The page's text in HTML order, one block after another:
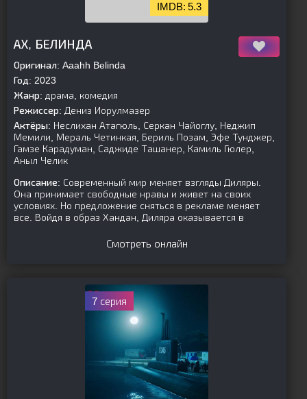
5.3
АХ, БЕЛИНДА
Оригинал: Aaahh Belinda
Год: 2023
Жанр: драма, комедия
Режиссер: Дениз Иорулмазер
Актёры: Неслихан Атагюль, Серкан Чайоглу, Неджип
Мемили, Мераль Четинкая, Бериль Позам, Эфе Тунджер,
Гамзе Карадуман, Саджиде Ташанер, Камиль Гюлер,
Аныл Челик
Описание: Современный мир меняет взгляды Диляры.
Она принимает свободные нравы и живет на своих
условиях. Но предложение сняться в рекламе меняет
все. Войдя в образ Хандан, Диляра оказывается в
Смотреть онлайн
7 серия